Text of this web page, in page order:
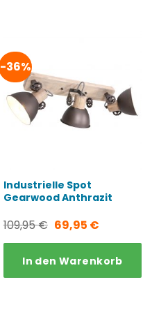
-36%
Industrielle Spot
Gearwood Anthrazit
109,95€ Ursprünglicher
Preis
war:
69,95 €Aktueller
Preis
ist:
In den Warenkorb